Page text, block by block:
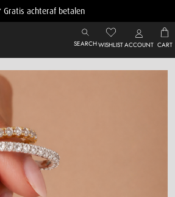
Gratis achteraf betalen
SEARCHWISHLISTACCOUNT CART